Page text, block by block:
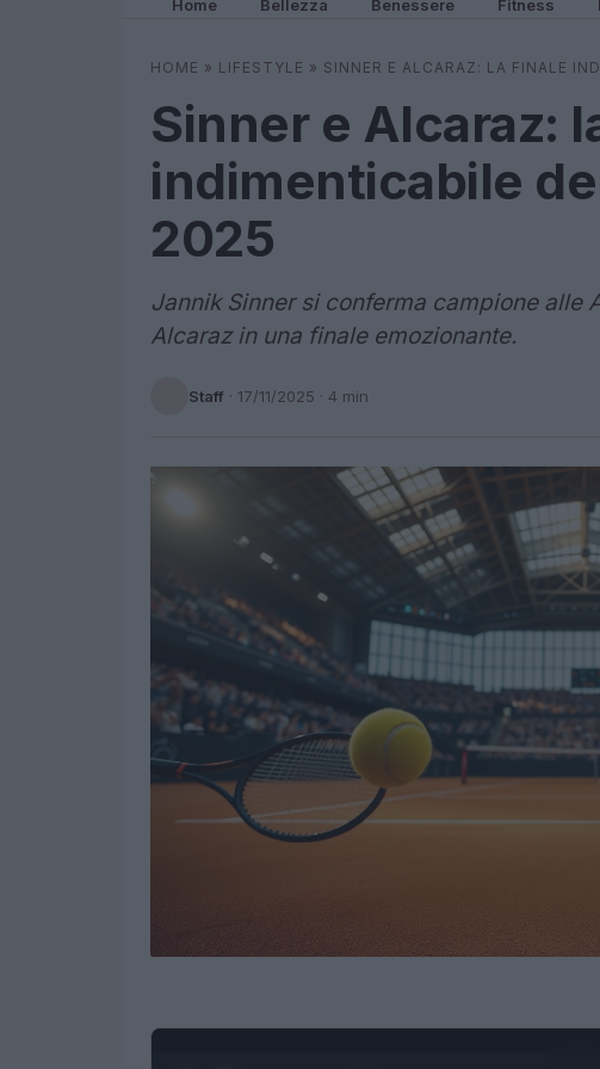
Home Bellezza Benessere Fitness
HOME » LIFESTYLE » SINNER E ALCARAZ: LA FINALE
Sinner e Alcaraz:
indimenticabile
2025
Jannik Sinner si conferma campione alle
Alcaraz in una finale emozionante.
Staff · 17/11/2025 · 4 min